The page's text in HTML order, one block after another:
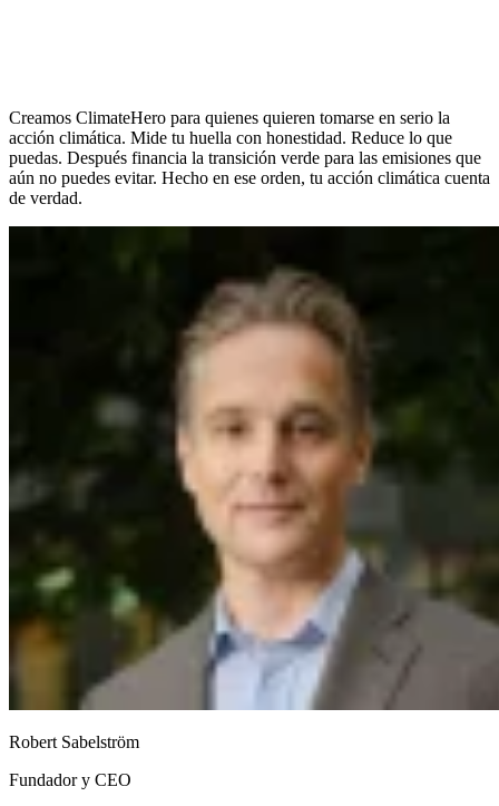
Creamos ClimateHero para quienes quieren tomarse en serio la
acción climática. Mide tu huella con honestidad. Reduce lo que
puedas. Después financia la transición verde para las emisiones que
aún no puedes evitar. Hecho en ese orden, tu acción climática cuenta
de verdad.
Robert Sabelström
Fundador y CEO